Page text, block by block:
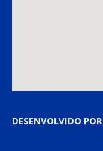
DESENVOLVIDO